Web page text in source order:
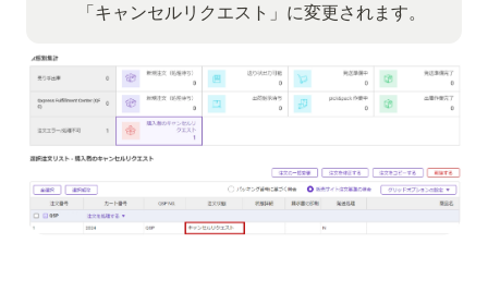
「キャンセルリクエスト」に変更されます。